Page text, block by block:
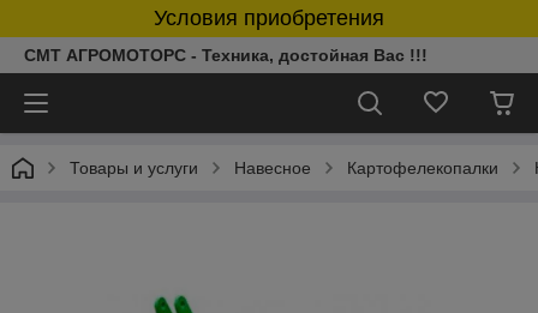
Условия приобретения
СМТ АГРОМОТОРС - Техника, достойная Вас !!!
Товары и услуги Навесное Картофелекопалки